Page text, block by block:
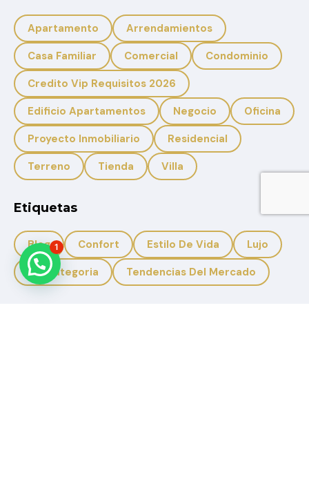
Apartamento
Arrendamientos
Casa Familiar
Comercial
Condominio
Credito Vip Requisitos 2026
Edificio Apartamentos
Negocio
Oficina
Proyecto Inmobiliario
Residencial
Terreno
Tienda Villa
Etiquetas
Blog Confort Estilo De Vida
Lujo
Sin Categoria
Tendencias Del Mercado
1